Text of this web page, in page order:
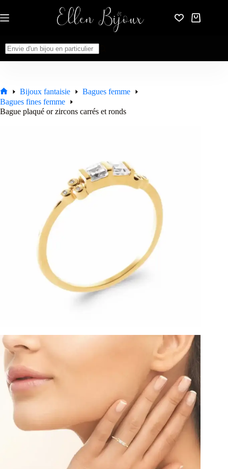
au
contenu
Panier
Accueil
Bijoux fantaisie
Bagues femme
Bagues fines femme
Bague plaqué or zircons carrés et ronds